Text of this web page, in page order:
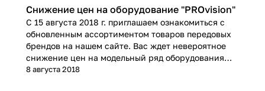
Снижение цен на оборудование "PROvision"
С 15 августа 2018 г. приглашаем ознакомиться с
обновленным ассортиментом товаров передовых
брендов на нашем сайте. Вас ждет невероятное
снижение цен на модельный ряд оборудования
"PROvision".
8 августа 2018